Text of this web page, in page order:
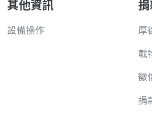
其他資訊
設備操作
厚
載
徵
捐